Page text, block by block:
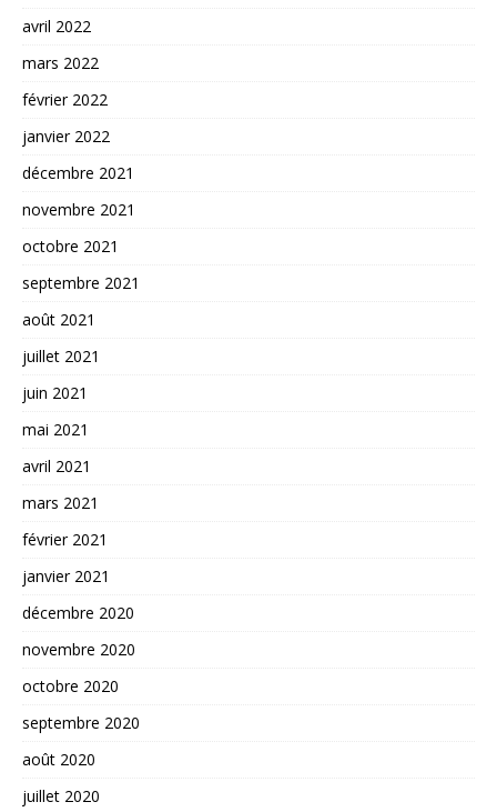
avril 2022
mars 2022
février 2022
janvier 2022
décembre 2021
novembre 2021
octobre 2021
septembre 2021
août 2021
juillet 2021
juin 2021
mai 2021
avril 2021
mars 2021
février 2021
janvier 2021
décembre 2020
novembre 2020
octobre 2020
septembre 2020
août 2020
juillet 2020